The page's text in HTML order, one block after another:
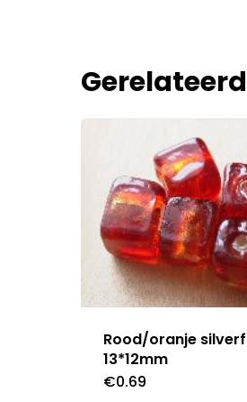
Rood/oranje
13*12mm
€0.69